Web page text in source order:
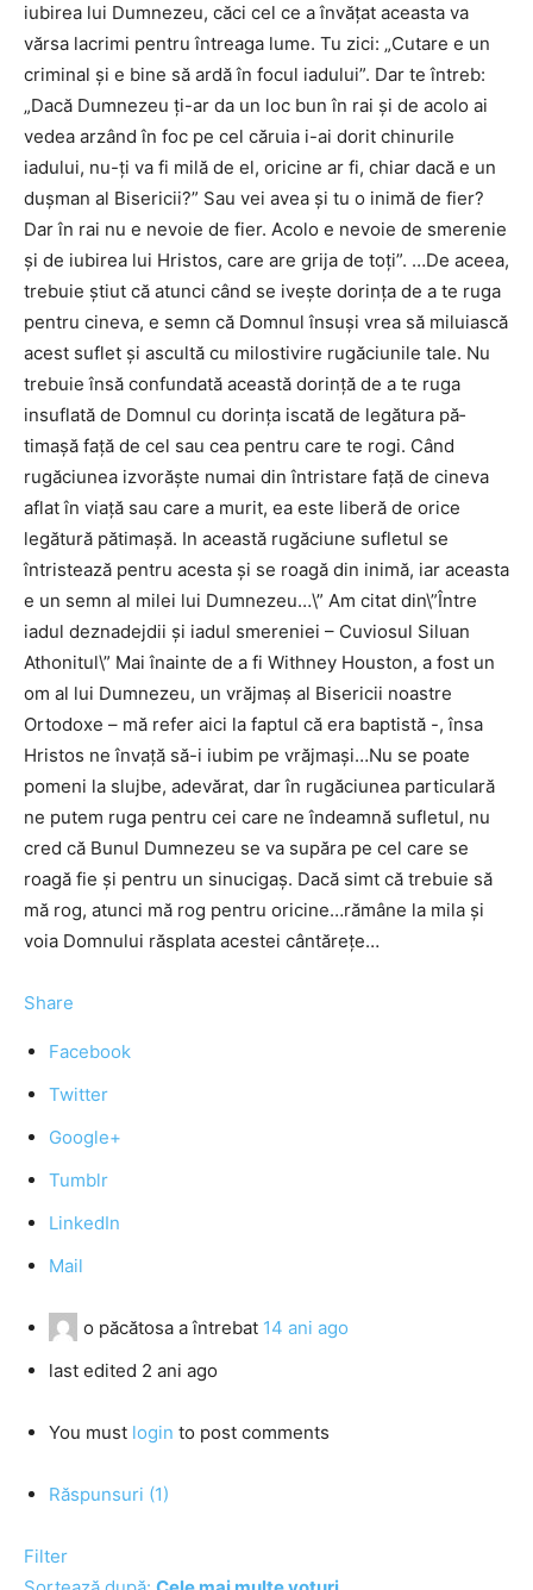
iubirea lui Dumnezeu, căci cel ce a învăţat aceasta va
vărsa lacrimi pentru întreaga lume. Tu zici: „Cutare e un
criminal şi e bine să ardă în focul iadului”. Dar te întreb:
„Dacă Dumnezeu ţi-ar da un loc bun în rai şi de acolo ai
vedea arzând în foc pe cel căruia i-ai dorit chinurile
iadului, nu-ţi va fi milă de el, oricine ar fi, chiar dacă e un
duşman al Bisericii?” Sau vei avea şi tu o inimă de fier?
Dar în rai nu e nevoie de fier. Acolo e nevoie de smerenie
şi de iubirea lui Hristos, care are grija de toţi”. …De aceea,
trebuie ştiut că atunci când se iveşte dorinţa de a te ruga
pentru cineva, e semn că Domnul însuşi vrea să miluiască
acest suflet şi ascultă cu milostivire rugăciunile tale. Nu
trebuie însă confundată această dorinţă de a te ruga
insuflată de Domnul cu dorinţa iscată de legătura pă­
timaşă faţă de cel sau cea pentru care te rogi. Când
rugăciunea izvorăşte numai din întristare faţă de cineva
aflat în viaţă sau care a murit, ea este liberă de orice
legătură pătimaşă. In această rugăciune sufletul se
întristează pentru acesta şi se roagă din inimă, iar aceasta
e un semn al milei lui Dumnezeu…\” Am citat din\”Între
iadul deznadejdii şi iadul smereniei – Cuviosul Siluan
Athonitul\” Mai înainte de a fi Withney Houston, a fost un
om al lui Dumnezeu, un vrăjmaş al Bisericii noastre
Ortodoxe – mă refer aici la faptul că era baptistă -, însa
Hristos ne învaţă să-i iubim pe vrăjmaşi…Nu se poate
pomeni la slujbe, adevărat, dar în rugăciunea particulară
ne putem ruga pentru cei care ne îndeamnă sufletul, nu
cred că Bunul Dumnezeu se va supăra pe cel care se
roagă fie şi pentru un sinucigaş. Dacă simt că trebuie să
mă rog, atunci mă rog pentru oricine…rămâne la mila şi
voia Domnului răsplata acestei cântăreţe…
Share
Facebook
Twitter
Google+
Tumblr
LinkedIn
Mail
o păcătosa a întrebat 14 ani ago
last edited 2 ani ago
You must login to post comments
Răspunsuri (1)
Filter